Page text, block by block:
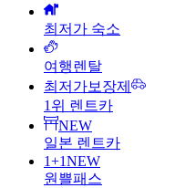
최저가 숙소
여행렌탈
최저가보장제
1위 렌트카
NEW
일본 렌트카
1+1NEW
원쁠패스